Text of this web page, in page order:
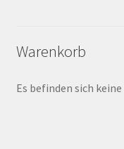
Warenkorb
Es befinden sich